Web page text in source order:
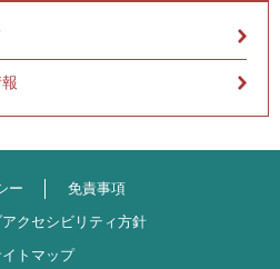
ー
免責事項
クセシビリティ方針
トマップ